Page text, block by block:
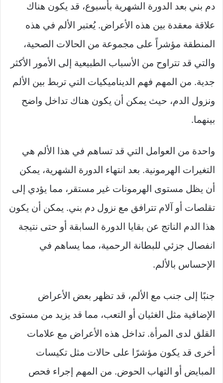
دم بني بعد الدورة الشهرية بأسبوع، قد يكون هناك
علاقة معقدة بين هذه الأعراض. يُعتبر الألم في هذه
المنطقة مؤشراً على مجموعة من الحالات الصحية،
والتي قد تتراوح من الأسباب الطبيعية إلى الأمور الأكثر
جدية. من المهم فهم الديناميكيات التي تربط بين الألم
ونزول الدم، حيث يمكن أن يكون هناك تداخل واضح
بينهما.
واحدة من العوامل التي قد تساهم في هذا الألم هي
التغيرات الهرمونية. بعد انتهاء الدورة الشهرية، يمكن
أن يظل مستوى الهرمونات غير مستقر، مما يؤدي إلى
تقلصات أو آلام تترافق مع نزول دم بني. يمكن أن يكون
هذا الدم الناتج عن بقايا الدورة السابقة أو حتى نتيجة
انفصال جزئي للبطانة الرحمية، مما يساهم في
الإحساس بالألم.
جنبًا إلى جنب مع الألم، قد تظهر بعض الأعراض
الإضافية مثل الغثيان أو التعب، مما قد يزيد من مستوى
القلق لدى المرأة. تداخل هذه الأعراض مع علامات
أخرى قد يكون مؤشرًا على حالات مثل تكيسات
المبايض أو التهاب الحوض. من المهم إجراء فحص